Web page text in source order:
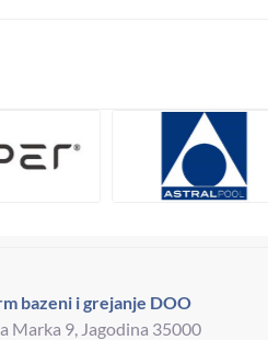
bazeni i grejanje DOO
Marka 9, Jagodina 35000